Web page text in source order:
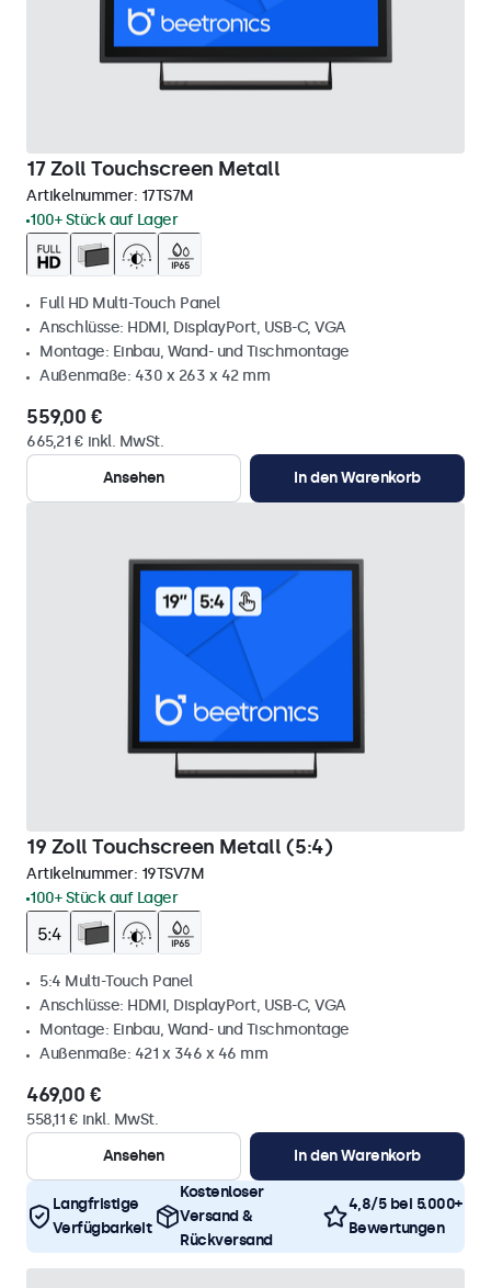
17 Zoll Touchscreen Metall
Artikelnummer: 17TS7M
100+ Stück auf Lager
Full HD Multi-Touch Panel
Anschlüsse: HDMI, DisplayPort, USB-C, VGA
Montage: Einbau, Wand- und Tischmontage
Außenmaße: 430 x 263 x 42 mm
559,00 €
665,21 € inkl. MwSt.
Ansehen
In den Warenkorb
19 Zoll Touchscreen Metall (5:4)
Artikelnummer: 19TSV7M
100+ Stück auf Lager
5:4 Multi-Touch Panel
Anschlüsse: HDMI, DisplayPort, USB-C, VGA
Montage: Einbau, Wand- und Tischmontage
Außenmaße: 421 x 346 x 46 mm
469,00 €
558,11 € inkl. MwSt.
Ansehen
In den Warenkorb
Langfristige
Verfügbarkeit
Kostenloser
Versand &
Rückversand
4,8/5 bei 5.000+
Bewertungen